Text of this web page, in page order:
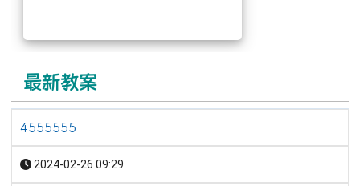
最新教案
4555555
2024-02-26 09:29